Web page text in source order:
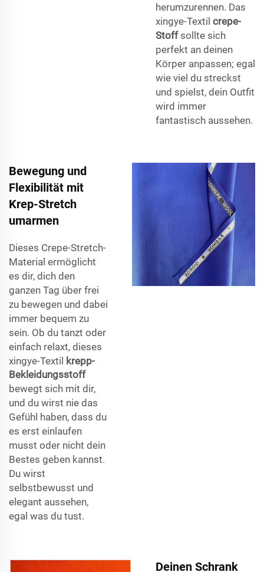
herumzurennen. Das
xingye-Textil crepe-
Stoff sollte sich
perfekt an deinen
Körper anpassen; egal
wie viel du streckst
und spielst, dein Outfit
wird immer
fantastisch aussehen.
Bewegung und
Flexibilität mit
Krep-Stretch
umarmen
Dieses Crepe-Stretch-
Material ermöglicht
es dir, dich den
ganzen Tag über frei
zu bewegen und dabei
immer bequem zu
sein. Ob du tanzt oder
einfach relaxt, dieses
xingye-Textil krepp-
Bekleidungsstoff
bewegt sich mit dir,
und du wirst nie das
Gefühl haben, dass du
es erst einlaufen
musst oder nicht dein
Bestes geben kannst.
Du wirst
selbstbewusst und
elegant aussehen,
egal was du tust.
Deinen Schrank